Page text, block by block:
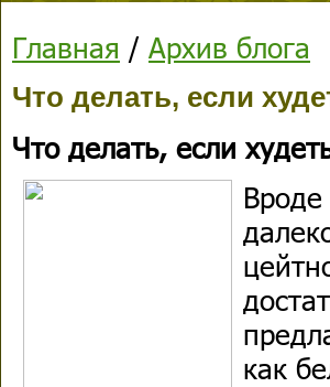
Главная / Архив блога
Что делать, если
Что делать, если
как